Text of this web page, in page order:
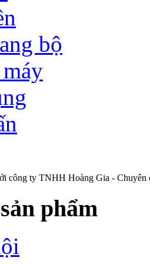
bộ
công ty TNHH Hoàng Gia -
phẩm